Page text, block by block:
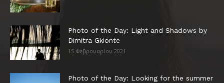
Photo of the Day: Light and Shadows by
Dimitra Gkionte
15 Φεβρουαρίου 2021
Photo of the Day: Looking for the summer